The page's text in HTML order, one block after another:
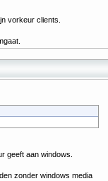
vorkeur clients.
geeft aan windows.
zonder windows media